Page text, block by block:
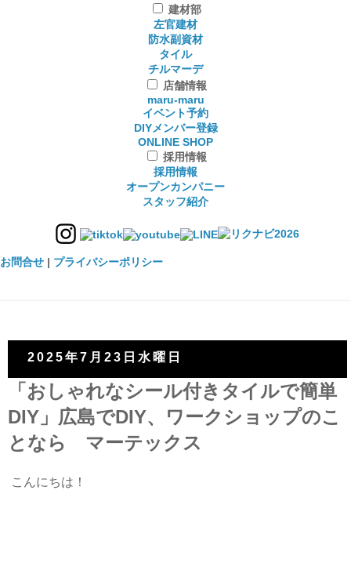
建材部
左官建材
防水副資材
タイル
チルマーデ
店舗情報
maru-maru
イベント予約
DIYメンバー登録
ONLINE SHOP
採用情報
採用情報
オープンカンパニー
スタッフ紹介
お問合せ | プライバシーポリシー
2025年7月23日水曜日
「おしゃれなシール付きタイルで簡単
DIY」広島でDIY、ワークショップのこ
となら マーテックス
こんにちは！